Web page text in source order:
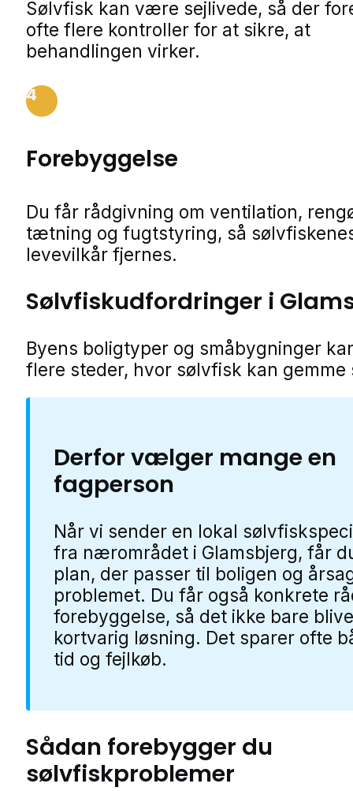
Sølvfisk kan være sejlivede, så der
ofte flere kontroller for at sikre, at
behandlingen virker.
4
Forebyggelse
Du får rådgivning om ventilation,
tætning og fugtstyring, så
levevilkår fjernes.
Sølvfiskudfordringer i
Byens boligtyper og småbygninger
flere steder, hvor sølvfisk kan gemme
Derfor vælger mange en
fagperson
Når vi sender en lokal
fra nærområdet i Glamsbjerg, får
plan, der passer til boligen og
problemet. Du får også konkrete
forebyggelse, så det ikke bare
kortvarig løsning. Det sparer ofte
tid og fejlkøb.
Sådan forebygger du
sølvfiskproblemer